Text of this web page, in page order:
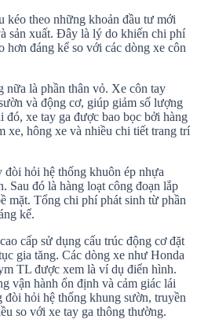
kéo theo những khoản đầu tư mới
sản xuất. Đây là lý do khiến chi phí
hơn đáng kể so với các dòng xe côn
nữa là phần thân vỏ. Xe côn tay
và động cơ, giúp giảm số lượng
đó, xe tay ga được bao bọc bởi hàng
xe, hông xe và nhiều chi tiết trang trí
đòi hỏi hệ thống khuôn ép nhựa
Sau đó là hàng loạt công đoạn lắp
mặt. Tổng chi phí phát sinh từ phần
kể.
cấp sử dụng cấu trúc động cơ đặt
gia tăng. Các dòng xe như Honda
TL được xem là ví dụ điển hình.
vận hành ổn định và cảm giác lái
hỏi hệ thống khung sườn, truyền
so với xe tay ga thông thường.